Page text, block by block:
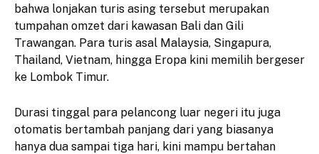
bahwa lonjakan turis asing tersebut merupakan
tumpahan omzet dari kawasan Bali dan Gili
Trawangan. Para turis asal Malaysia, Singapura,
Thailand, Vietnam, hingga Eropa kini memilih bergeser
ke Lombok Timur.
Durasi tinggal para pelancong luar negeri itu juga
otomatis bertambah panjang dari yang biasanya
hanya dua sampai tiga hari, kini mampu bertahan